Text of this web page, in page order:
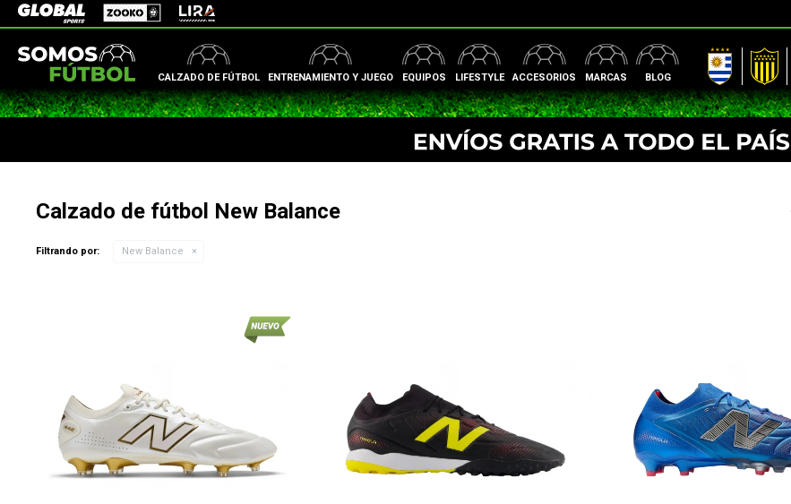
CALZADO DE FÚTBOL ENTRENAMIENTO Y JUEGO EQUIPOS LIFESTYLE ACCESORIOS MARCAS BLOG
AUF Peñarol
Global Sports Zooko Lira
Calzado de fútbol New Balance
Filtrando por: New Balance